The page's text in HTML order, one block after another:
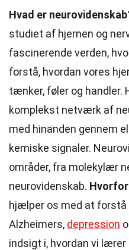
Hvad er
studiet af hjernen og
fascinerende verden,
forstå, hvordan vores
tænker, føler og handler.
komplekst netværk af
med hinanden gennem
kemiske signaler.
områder, fra molekylær
neurovidenskab.
hjælper os med at
Alzheimers, depression
indsigt i, hvordan vi lærer